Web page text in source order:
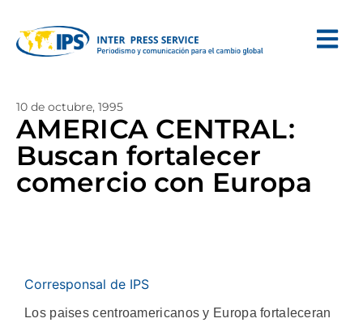
10 de octubre, 1995
AMERICA CENTRAL:
Buscan fortalecer
comercio con Europa
Corresponsal de IPS
Los paises centroamericanos y Europa fortaleceran